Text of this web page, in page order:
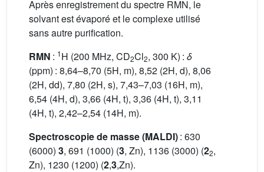
Après enregistrement du spectre RMN, le
solvant est évaporé et le complexe utilisé
sans autre purification.
RMN : 1H (200 MHz, CD2Cl2, 300 K) : δ
(ppm) : 8,64–8,70 (5H, m), 8,52 (2H, d), 8,06
(2H, dd), 7,80 (2H, s), 7,43–7,03 (16H, m),
6,54 (4H, d), 3,66 (4H, t), 3,36 (4H, t), 3,11
(4H, t), 2,42–2,54 (14H, m).
Spectroscopie de masse (MALDI): 630
(6000) 3, 691 (1000) (3, Zn), 1136 (3000) (22,
Zn), 1230 (1200) (2,3,Zn).